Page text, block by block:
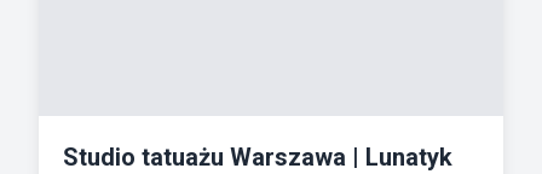
Studio tatuażu Warszawa | Lunatyk